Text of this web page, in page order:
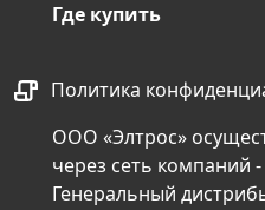
Где купить
Политика
ООО «Элтрос»
через сеть компаний
Генеральный